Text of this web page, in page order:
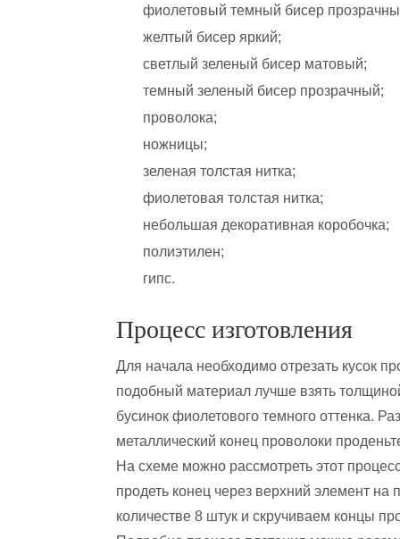
фиолетовый темный бисер
желтый бисер яркий;
светлый зеленый бисер матовый;
темный зеленый бисер прозрачный;
проволока;
ножницы;
зеленая толстая нитка;
фиолетовая толстая нитка;
небольшая декоративная коробочка;
полиэтилен;
гипс.
Процесс изготовления
Для начала необходимо отрезать кусок
подобный материал лучше взять
бусинок фиолетового темного оттенка.
металлический конец проволоки
На схеме можно рассмотреть этот
продеть конец через верхний элемент
количестве 8 штук и скручиваем концы